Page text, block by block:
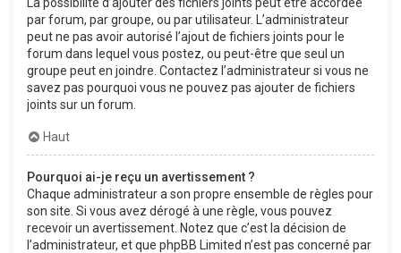
par forum, par groupe, ou par utilisateur. L’administrateur
peut ne pas avoir autorisé l’ajout de fichiers joints pour le
forum dans lequel vous postez, ou peut-être que seul un
groupe peut en joindre. Contactez l’administrateur si vous ne
savez pas pourquoi vous ne pouvez pas ajouter de fichiers
joints sur un forum.
Haut
Pourquoi ai-je reçu un avertissement ?
Chaque administrateur a son propre ensemble de règles pour
son site. Si vous avez dérogé à une règle, vous pouvez
recevoir un avertissement. Notez que c’est la décision de
l’administrateur, et que phpBB Limited n’est pas concerné par